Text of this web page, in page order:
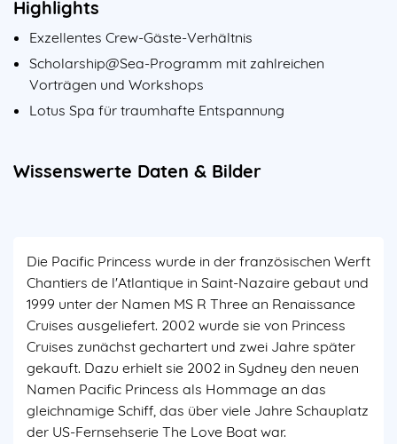
Highlights
Exzellentes Crew-Gäste-Verhältnis
Scholarship@Sea-Programm mit zahlreichen
Vorträgen und Workshops
Lotus Spa für traumhafte Entspannung
Wissenswerte Daten & Bilder
Die Pacific Princess wurde in der französischen Werft
Chantiers de l'Atlantique in Saint-Nazaire gebaut und
1999 unter der Namen MS R Three an Renaissance
Cruises ausgeliefert. 2002 wurde sie von Princess
Cruises zunächst gechartert und zwei Jahre später
gekauft. Dazu erhielt sie 2002 in Sydney den neuen
Namen Pacific Princess als Hommage an das
gleichnamige Schiff, das über viele Jahre Schauplatz
der US-Fernsehserie The Love Boat war.